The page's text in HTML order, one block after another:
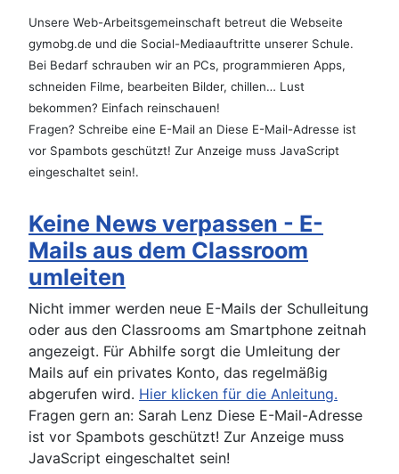
Unsere Web-Arbeitsgemeinschaft betreut die Webseite
gymobg.de und die Social-Mediaauftritte unserer Schule.
Bei Bedarf schrauben wir an PCs, programmieren Apps,
schneiden Filme, bearbeiten Bilder, chillen… Lust
bekommen? Einfach reinschauen!
Fragen? Schreibe eine E-Mail an Diese E-Mail-Adresse ist
vor Spambots geschützt! Zur Anzeige muss JavaScript
eingeschaltet sein!.
Keine News verpassen - E-
Mails aus dem Classroom
umleiten
Nicht immer werden neue E-Mails der Schulleitung
oder aus den Classrooms am Smartphone zeitnah
angezeigt. Für Abhilfe sorgt die Umleitung der
Mails auf ein privates Konto, das regelmäßig
abgerufen wird. Hier klicken für die Anleitung.
Fragen gern an: Sarah Lenz Diese E-Mail-Adresse
ist vor Spambots geschützt! Zur Anzeige muss
JavaScript eingeschaltet sein!